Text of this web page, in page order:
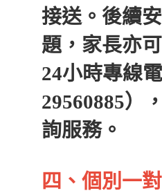
接送。後續
題，家長亦
24小時專線
29560885）
詢服務。
四、個別一